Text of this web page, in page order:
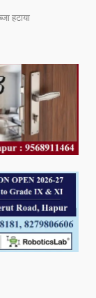
हटाया